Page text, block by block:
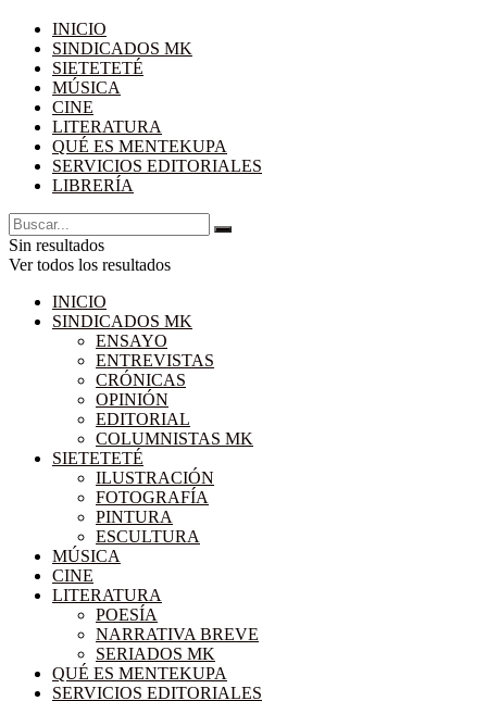
INICIO
SINDICADOS MK
SIETETETÉ
MÚSICA
CINE
LITERATURA
QUÉ ES MENTEKUPA
SERVICIOS EDITORIALES
LIBRERÍA
Sin resultados
Ver todos los resultados
INICIO
SINDICADOS MK
ENSAYO
ENTREVISTAS
CRÓNICAS
OPINIÓN
EDITORIAL
COLUMNISTAS MK
SIETETETÉ
ILUSTRACIÓN
FOTOGRAFÍA
PINTURA
ESCULTURA
MÚSICA
CINE
LITERATURA
POESÍA
NARRATIVA BREVE
SERIADOS MK
QUÉ ES MENTEKUPA
SERVICIOS EDITORIALES